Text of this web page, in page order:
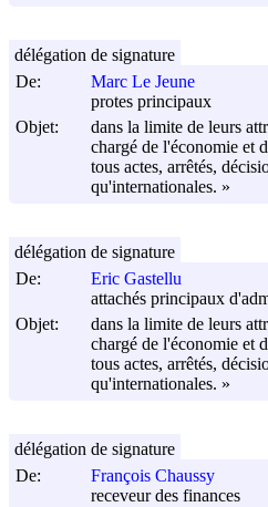
De:
Marc Le Jeune
protes principaux
Objet:
dans la limite de leurs
chargé de l'économie et
tous actes, arrêtés,
qu'internationales. »
délégation de signature
De:
Eric Gastellu
attachés principaux
Objet:
dans la limite de leurs
chargé de l'économie et
tous actes, arrêtés,
qu'internationales. »
délégation de signature
De:
François Chaussy
receveur des finances
délégation de signature